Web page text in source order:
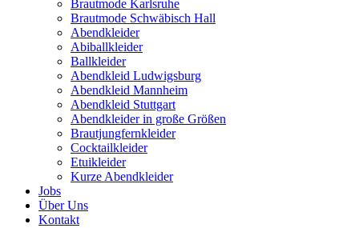
Brautmode Karlsruhe
Brautmode Schwäbisch Hall
Abendkleider
Abiballkleider
Ballkleider
Abendkleid Ludwigsburg
Abendkleid Mannheim
Abendkleid Stuttgart
Abendkleider in große Größen
Brautjungfernkleider
Cocktailkleider
Etuikleider
Kurze Abendkleider
Jobs
Über Uns
Kontakt